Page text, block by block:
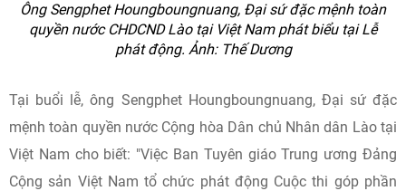
Ông Sengphet Houngboungnuang, Đại sứ đặc mệnh toàn
quyền nước CHDCND Lào tại Việt Nam phát biểu tại Lễ
phát động. Ảnh: Thế Dương
Tại buổi lễ, ông Sengphet Houngboungnuang, Đại sứ đặc
mệnh toàn quyền nước Cộng hòa Dân chủ Nhân dân Lào tại
Việt Nam cho biết: "Việc Ban Tuyên giáo Trung ương Đảng
Cộng sản Việt Nam tổ chức phát động Cuộc thi góp phần